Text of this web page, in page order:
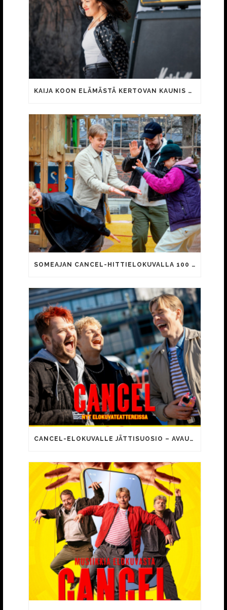
KAIJA KOON ELÄMÄSTÄ KERTOVAN KAUNIS RIETAS ONNELLINEN -ELOKUVAN TRAILER JULKI
SOMEAJAN CANCEL-HITTIELOKUVALLA 100 000 KATSOJAA!
CANCEL-ELOKUVALLE JÄTTISUOSIO – AVAUSPÄIVÄNÄ JO 15 492 KATSOJAA!